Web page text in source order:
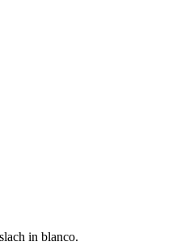
in blanco.